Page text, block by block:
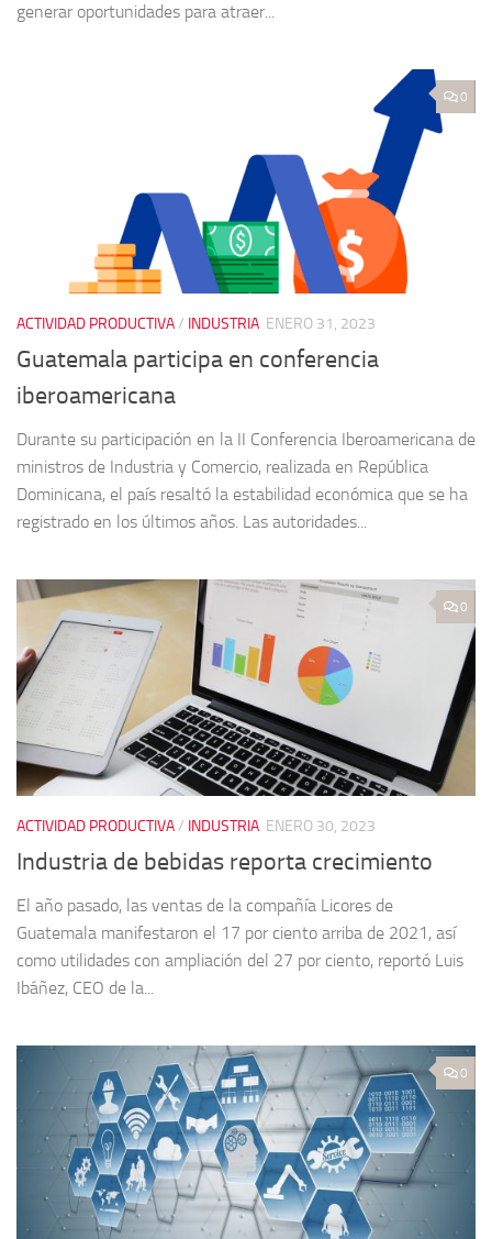
generar oportunidades para atraer...
0
ACTIVIDAD PRODUCTIVA/ INDUSTRIA ENERO 31, 2023
Guatemala participa en conferencia
iberoamericana
Durante su participación en la II Conferencia Iberoamericana de
ministros de Industria y Comercio, realizada en República
Dominicana, el país resaltó la estabilidad económica que se ha
registrado en los últimos años. Las autoridades...
0
ACTIVIDAD PRODUCTIVA/ INDUSTRIA ENERO 30, 2023
Industria de bebidas reporta crecimiento
El año pasado, las ventas de la compañía Licores de
Guatemala manifestaron el 17 por ciento arriba de 2021, así
como utilidades con ampliación del 27 por ciento, reportó Luis
Ibáñez, CEO de la...
0